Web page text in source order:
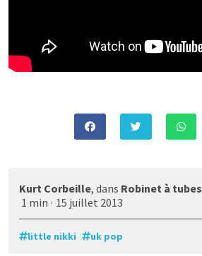
Kurt Corbeille, dans Robinet à tubes
1 min · 15 juillet 2013
little nikki uk pop